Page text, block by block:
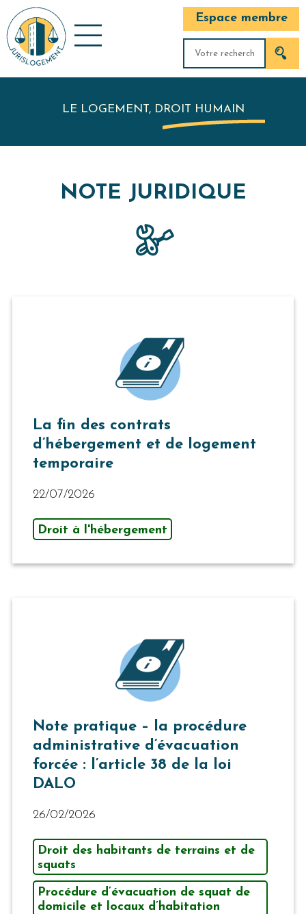
Espace membre
LE LOGEMENT, DROIT HUMAIN
NOTE JURIDIQUE
La fin des contrats
d’hébergement et de logement
temporaire
22/07/2026
Droit à l'hébergement
Note pratique – la procédure
administrative d’évacuation
forcée : l’article 38 de la loi
DALO
26/02/2026
Droit des habitants de terrains et de
squats
Procédure d’évacuation de squat de
domicile et locaux d’habitation